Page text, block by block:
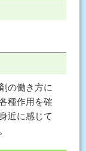
の働き方に
種作用を確
近に感じて